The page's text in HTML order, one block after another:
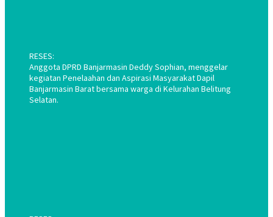
RESES:
Anggota DPRD Banjarmasin Deddy Sophian, menggelar
kegiatan Penelaahan dan Aspirasi Masyarakat Dapil
Banjarmasin Barat bersama warga di Kelurahan Belitung
Selatan.